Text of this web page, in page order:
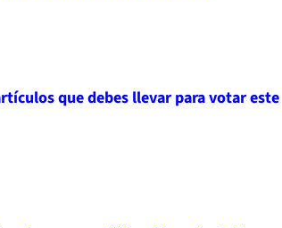
que debes llevar para votar este